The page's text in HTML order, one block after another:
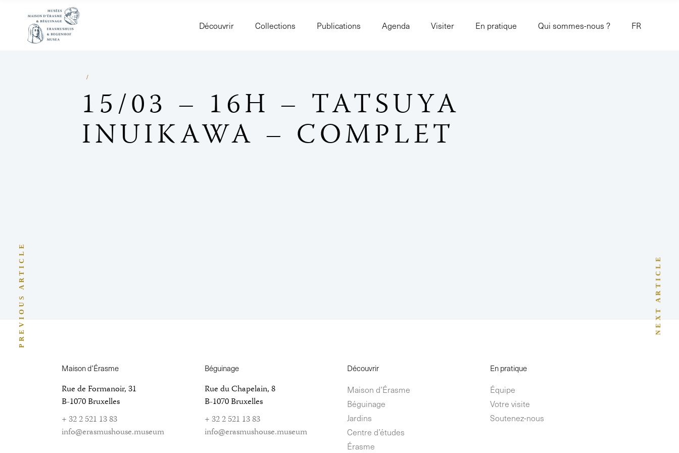
Découvrir Collections Publications Agenda Visiter En pratique Qui sommes-nous ? FR
PREVIOUS ARTICLE NEXT ARTICLE
15/03 – 16H – TATSUYA
INUIKAWA – COMPLET
Maison d’Érasme
Rue de Formanoir, 31
B-1070 Bruxelles
+ 32 2 521 13 83
info@erasmushouse.museum
Béguinage
Rue du Chapelain, 8
B-1070 Bruxelles
+ 32 2 521 13 83
info@erasmushouse.museum
Découvrir
Maison d’Érasme
Béguinage
Jardins
Centre d’études
Érasme
En pratique
Équipe
Votre visite
Soutenez-nous